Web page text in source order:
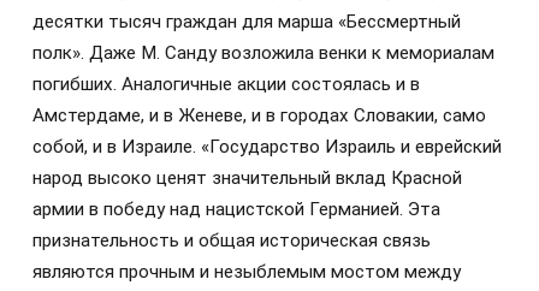
десятки тысяч граждан для марша «Бессмертный
полк». Даже М. Санду возложила венки к мемориалам
погибших. Аналогичные акции состоялась и в
Амстердаме, и в Женеве, и в городах Словакии, само
собой, и в Израиле. «Государство Израиль и еврейский
народ высоко ценят значительный вклад Красной
армии в победу над нацистской Германией. Эта
признательность и общая историческая связь
являются прочным и незыблемым мостом между